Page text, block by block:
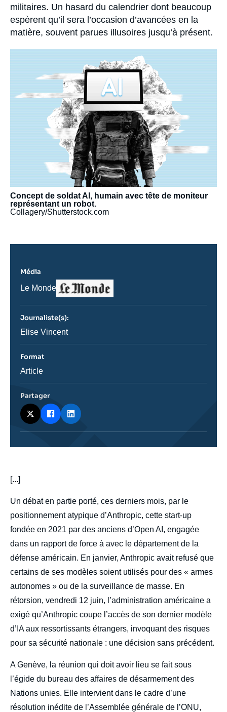
militaires. Un hasard du calendrier dont beaucoup
espèrent qu’il sera l’occasion d’avancées en la
matière, souvent parues illusoires jusqu’à présent.
Concept de soldat AI, humain avec tête de moniteur
représentant un robot.
Collagery/Shutterstock.com
body
[...]
Un débat en partie porté, ces derniers mois, par le
positionnement atypique d’Anthropic, cette start-up
fondée en 2021 par des anciens d’Open AI, engagée
dans un rapport de force à avec le département de la
défense américain. En janvier, Anthropic avait refusé que
certains de ses modèles soient utilisés pour des « armes
autonomes » ou de la surveillance de masse. En
rétorsion, vendredi 12 juin, l’administration américaine a
exigé qu’Anthropic coupe l’accès de son dernier modèle
d’IA aux ressortissants étrangers, invoquant des risques
pour sa sécurité nationale : une décision sans précédent.
A Genève, la réunion qui doit avoir lieu se fait sous
l’égide du bureau des affaires de désarmement des
Nations unies. Elle intervient dans le cadre d’une
résolution inédite de l’Assemblée générale de l’ONU,
Média
Nom
journal,
ou
émission
Le Monde
Logo
Journaliste(s):
Journaliste
Elise Vincent
Format
Catégorie
Article
Partager